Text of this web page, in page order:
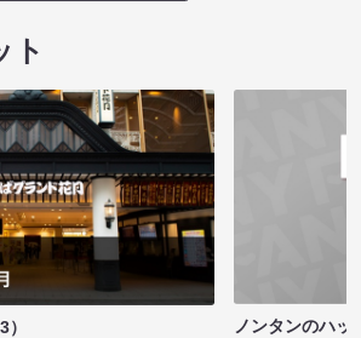
ト
ノンタンのハッ